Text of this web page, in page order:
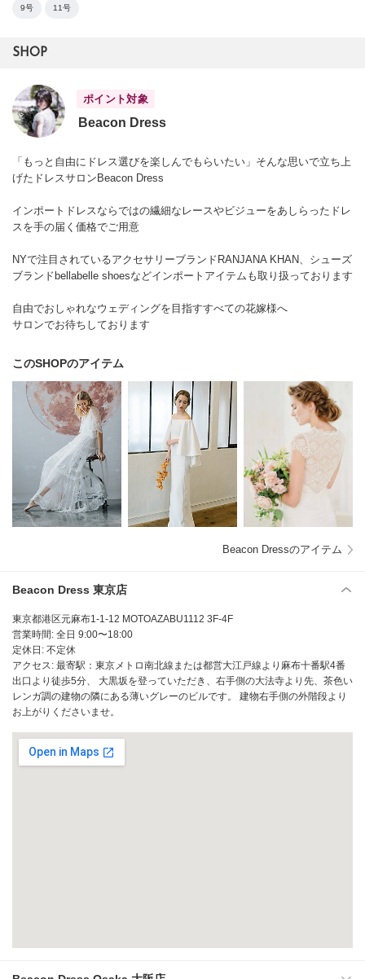
9号 11号
SHOP
ポイント対象
Beacon Dress
「もっと自由にドレス選びを楽しんでもらいたい」そんな思いで立ち上
げたドレスサロンBeacon Dress
インポートドレスならではの繊細なレースやビジューをあしらったドレ
スを手の届く価格でご用意
NYで注目されているアクセサリーブランドRANJANA KHAN、シューズ
ブランドbellabelle shoesなどインポートアイテムも取り扱っております
自由でおしゃれなウェディングを目指すすべての花嫁様へ
サロンでお待ちしております
このSHOPのアイテム
Beacon Dressのアイテム
Beacon Dress 東京店
東京都港区元麻布1-1-12 MOTOAZABU1112 3F-4F
営業時間: 全日 9:00〜18:00
定休日: 不定休
アクセス: 最寄駅：東京メトロ南北線または都営大江戸線より麻布十番駅4番
出口より徒歩5分、 大黒坂を登っていただき、右手側の大法寺より先、茶色い
レンガ調の建物の隣にある薄いグレーのビルです。 建物右手側の外階段より
お上がりくださいませ。